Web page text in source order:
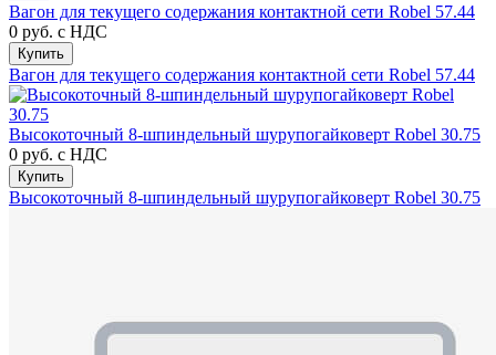
Вагон для текущего содержания контактной сети Robel 57.44
0 руб. с НДС
Купить
Вагон для текущего содержания контактной сети Robel 57.44
Высокоточный 8-шпиндельный шурупогайковерт Robel 30.75
0 руб. с НДС
Купить
Высокоточный 8-шпиндельный шурупогайковерт Robel 30.75